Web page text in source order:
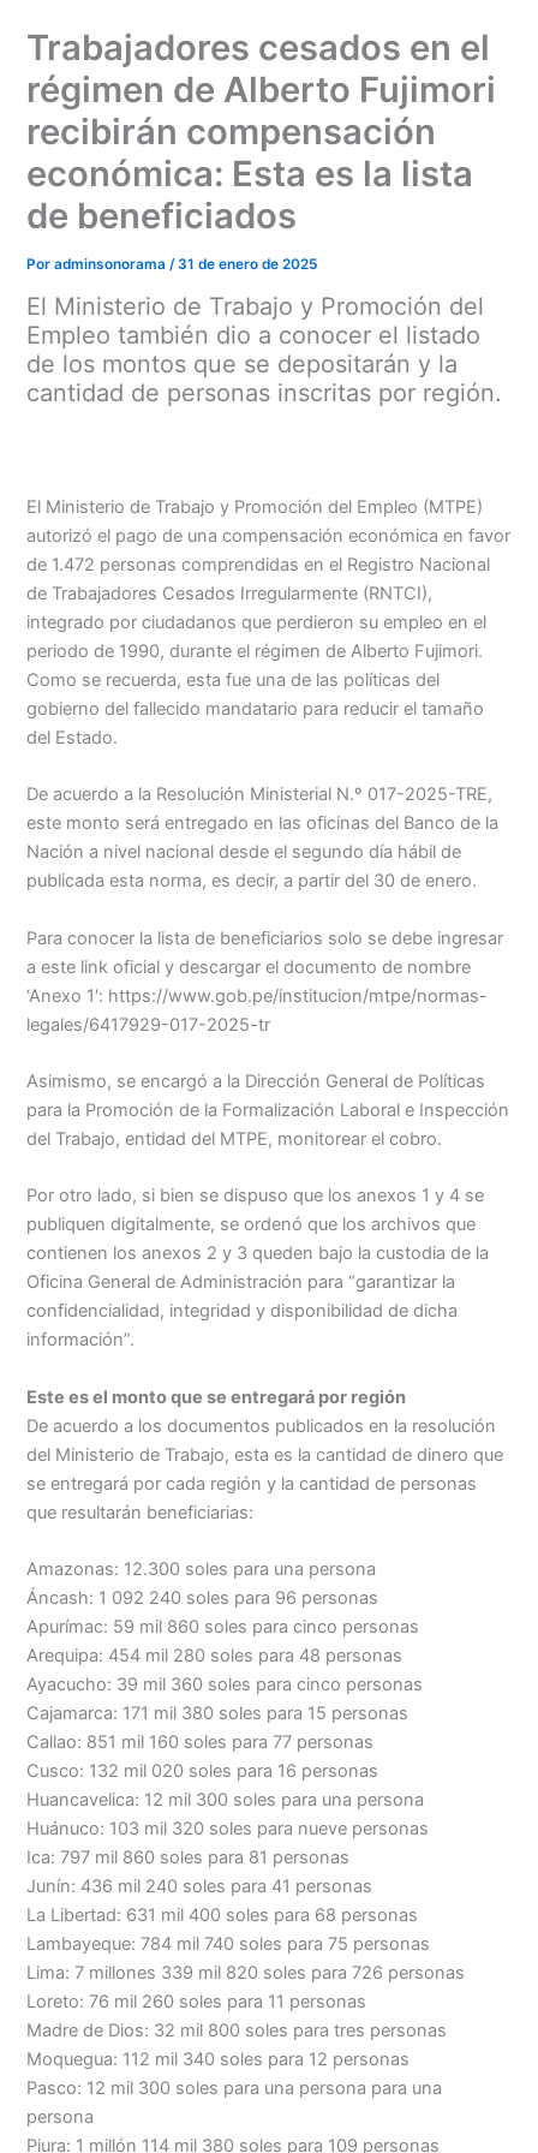
contenido
Menu
Trabajadores cesados en el
régimen de Alberto Fujimori
recibirán compensación
económica: Esta es la lista
de beneficiados
Poradminsonorama/31 de enero de 2025
El Ministerio de Trabajo y Promoción del
Empleo también dio a conocer el listado
de los montos que se depositarán y la
cantidad de personas inscritas por región.
El Ministerio de Trabajo y Promoción del Empleo (MTPE)
autorizó el pago de una compensación económica en favor
de 1.472 personas comprendidas en el Registro Nacional
de Trabajadores Cesados Irregularmente (RNTCI),
integrado por ciudadanos que perdieron su empleo en el
periodo de 1990, durante el régimen de Alberto Fujimori.
Como se recuerda, esta fue una de las políticas del
gobierno del fallecido mandatario para reducir el tamaño
del Estado.
De acuerdo a la Resolución Ministerial N.º 017-2025-TRE,
este monto será entregado en las oficinas del Banco de la
Nación a nivel nacional desde el segundo día hábil de
publicada esta norma, es decir, a partir del 30 de enero.
Para conocer la lista de beneficiarios solo se debe ingresar
a este link oficial y descargar el documento de nombre
‘Anexo 1′: https://www.gob.pe/institucion/mtpe/normas-
legales/6417929-017-2025-tr
Asimismo, se encargó a la Dirección General de Políticas
para la Promoción de la Formalización Laboral e Inspección
del Trabajo, entidad del MTPE, monitorear el cobro.
Por otro lado, si bien se dispuso que los anexos 1 y 4 se
publiquen digitalmente, se ordenó que los archivos que
contienen los anexos 2 y 3 queden bajo la custodia de la
Oficina General de Administración para “garantizar la
confidencialidad, integridad y disponibilidad de dicha
información”.
Este es el monto que se entregará por región
De acuerdo a los documentos publicados en la resolución
del Ministerio de Trabajo, esta es la cantidad de dinero que
se entregará por cada región y la cantidad de personas
que resultarán beneficiarias:
Amazonas: 12.300 soles para una persona
Áncash: 1 092 240 soles para 96 personas
Apurímac: 59 mil 860 soles para cinco personas
Arequipa: 454 mil 280 soles para 48 personas
Ayacucho: 39 mil 360 soles para cinco personas
Cajamarca: 171 mil 380 soles para 15 personas
Callao: 851 mil 160 soles para 77 personas
Cusco: 132 mil 020 soles para 16 personas
Huancavelica: 12 mil 300 soles para una persona
Huánuco: 103 mil 320 soles para nueve personas
Ica: 797 mil 860 soles para 81 personas
Junín: 436 mil 240 soles para 41 personas
La Libertad: 631 mil 400 soles para 68 personas
Lambayeque: 784 mil 740 soles para 75 personas
Lima: 7 millones 339 mil 820 soles para 726 personas
Loreto: 76 mil 260 soles para 11 personas
Madre de Dios: 32 mil 800 soles para tres personas
Moquegua: 112 mil 340 soles para 12 personas
Pasco: 12 mil 300 soles para una persona para una
persona
Piura: 1 millón 114 mil 380 soles para 109 personas